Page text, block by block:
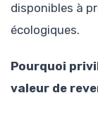
disponibles à
écologiques.
Pourquoi
valeur de